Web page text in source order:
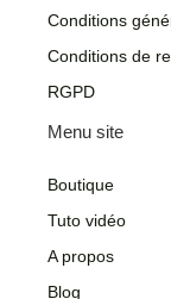
f
Conditions
Conditions de
RGPD
Menu site
Boutique
Tuto vidéo
A propos
Blog